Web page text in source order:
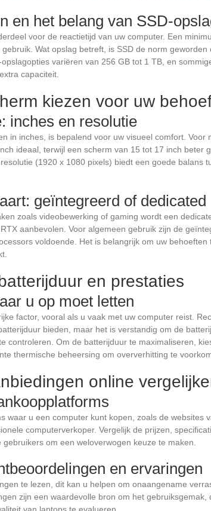
en het belang van SSD-
voor de reactietijd van uw computer. Een
Wat opslag betreft, is SSD de norm geworden
variëren van 256 GB tot 1 TB, en
capaciteit.
kiezen voor uw
inches en resolutie
in inches, is bepalend voor uw visueel comfort. Voor
ideaal, terwijl een scherm van 15 tot 17 inch beter
(1920 x 1080 pixels) biedt een goede balans
geïntegreerd of dedicated
zoals videobewerking of gaming wordt een
aanbevolen. Voor algemeen gebruik zijn de
voldoende. Het is belangrijk om uw behoeften
en prestaties
u op moet letten
factor, vooral als u vaak met uw computer reist.
bieden, maar het is verstandig om de
controleren. Om de batterijduur te maximaliseren,
thermische beheersing om oververhitting te
online
waar u een computer kunt kopen, zoals de websites
computerverkoper. Vergelijk de prijzen,
om een weloverwogen keuze te maken.
en ervaringen
te lezen, dit kan u helpen om onaangename
zijn een waardevolle bron om het gebruiksgemak,